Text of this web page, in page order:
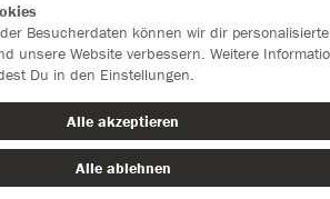
Besucherdaten können wir dir personalisierte
unsere Website verbessern. Weitere
Du in den Einstellungen.
Alle akzeptieren
Alle ablehnen